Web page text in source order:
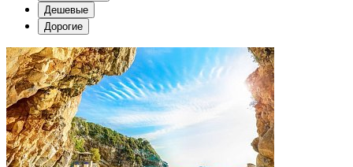
Дешевые
Дорогие